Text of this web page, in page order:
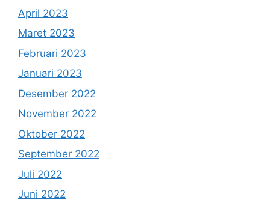
April 2023
Maret 2023
Februari 2023
Januari 2023
Desember 2022
November 2022
Oktober 2022
September 2022
Juli 2022
Juni 2022